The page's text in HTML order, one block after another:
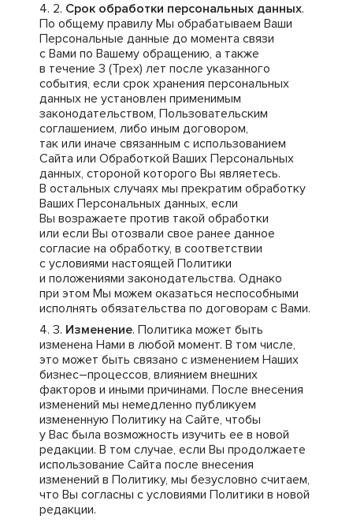
Срок обработки персональных данных.
По общему правилу Мы обрабатываем Ваши
Персональные данные до момента связи
с Вами по Вашему обращению, а также
в течение 3 (Трех) лет после указанного
события, если срок хранения персональных
данных не установлен применимым
законодательством, Пользовательским
соглашением, либо иным договором,
так или иначе связанным с использованием
Сайта или Обработкой Ваших Персональных
данных, стороной которого Вы являетесь.
В остальных случаях мы прекратим обработку
Ваших Персональных данных, если
Вы возражаете против такой обработки
или если Вы отозвали свое ранее данное
согласие на обработку, в соответствии
с условиями настоящей Политики
и положениями законодательства. Однако
при этом Мы можем оказаться неспособными
исполнять обязательства по договорам с Вами.
Изменение. Политика может быть
изменена Нами в любой момент. В том числе,
это может быть связано с изменением Наших
бизнес–процессов, влиянием внешних
факторов и иными причинами. После внесения
изменений мы немедленно публикуем
измененную Политику на Сайте, чтобы
у Вас была возможность изучить ее в новой
редакции. В том случае, если Вы продолжаете
использование Сайта после внесения
изменений в Политику, мы безусловно считаем,
что Вы согласны с условиями Политики в новой
редакции.